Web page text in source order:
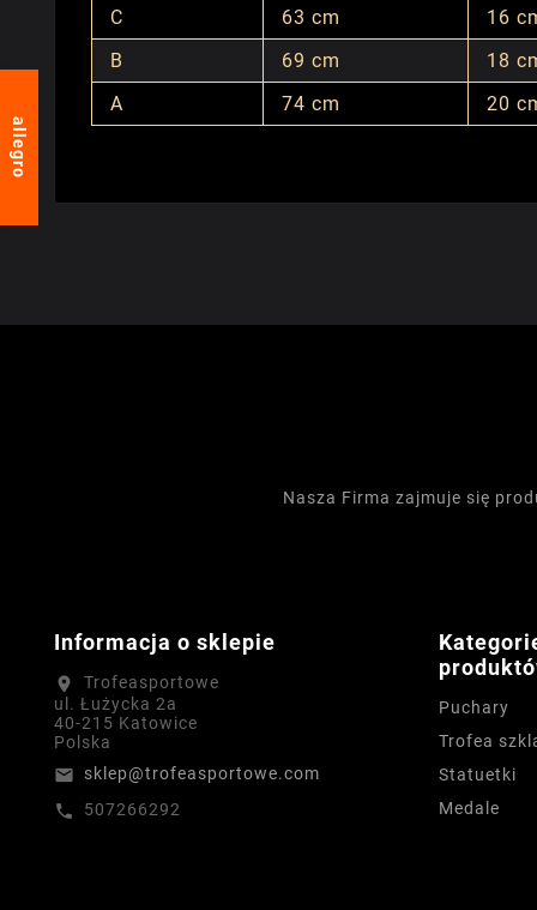
C
63 cm 16
B
69 cm 18
A
74 cm 20
Nasza Firma zajmuje się
Informacja o sklepie
location_on
Trofeasportowe
ul. Łużycka 2a
40-215 Katowice
Polska
email sklep@trofeasportowe.com
call 507266292
Puchary
Trofea
Statuetki
Medale
allegro